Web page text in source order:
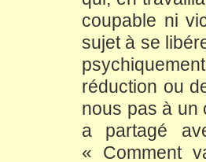
coupable ni
sujet à se
réduction ou
nous pas à un
a partagé
« Comment